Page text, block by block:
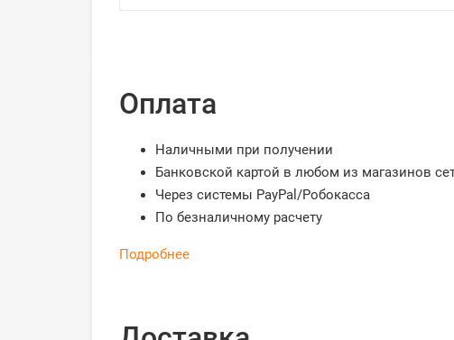
Оплата
Наличными при получении
Банковской картой в любом из магазинов
Через системы PayPal/Робокасса
По безналичному расчету
Подробнее